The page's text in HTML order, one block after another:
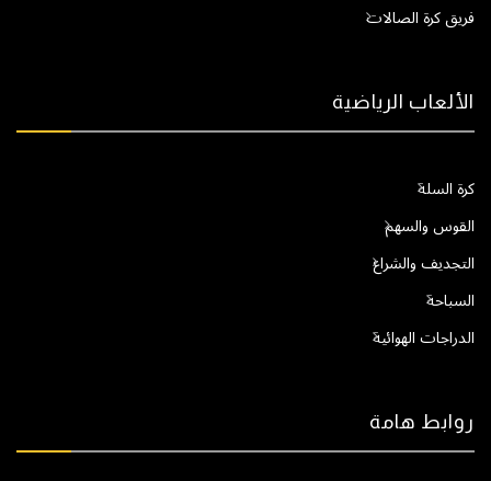
فريق كرة الصالات
الألعاب الرياضية
كرة السلة
القوس والسهم
التجديف والشراع
السباحة
الدراجات الهوائية
روابط هامة